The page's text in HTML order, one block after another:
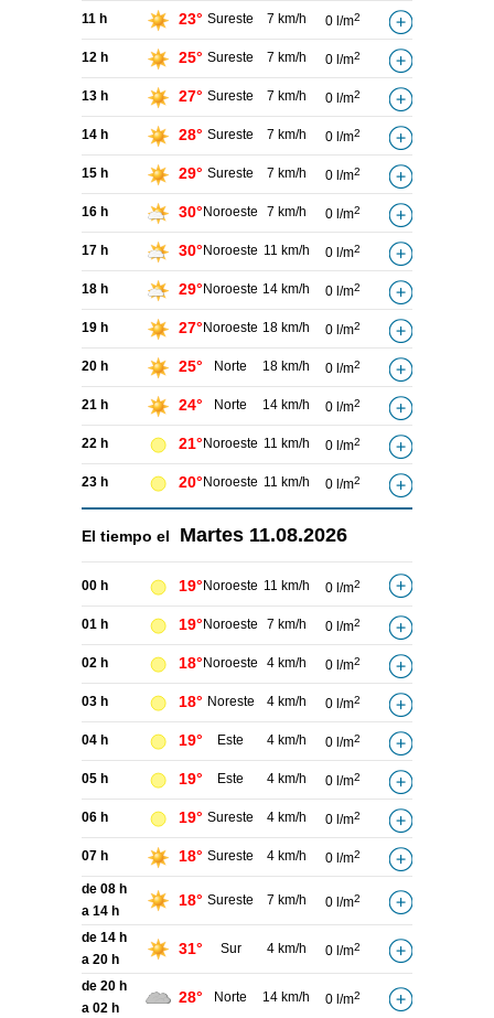
11 h 23° Sureste 7 km/h 0 l/m2
12 h 25° Sureste 7 km/h 0 l/m2
13 h 27° Sureste 7 km/h 0 l/m2
14 h 28° Sureste 7 km/h 0 l/m2
15 h 29° Sureste 7 km/h 0 l/m2
16 h 30° Noroeste 7 km/h 0 l/m2
17 h 30° Noroeste 11 km/h 0 l/m2
18 h 29° Noroeste 14 km/h 0 l/m2
19 h 27° Noroeste 18 km/h 0 l/m2
20 h 25° Norte 18 km/h 0 l/m2
21 h 24° Norte 14 km/h 0 l/m2
22 h 21° Noroeste 11 km/h 0 l/m2
23 h 20° Noroeste 11 km/h 0 l/m2
El tiempo el Martes 11.08.2026
00 h 19° Noroeste 11 km/h 0 l/m2
01 h 19° Noroeste 7 km/h 0 l/m2
02 h 18° Noroeste 4 km/h 0 l/m2
03 h 18° Noreste 4 km/h 0 l/m2
04 h 19° Este 4 km/h 0 l/m2
05 h 19° Este 4 km/h 0 l/m2
06 h 19° Sureste 4 km/h 0 l/m2
07 h 18° Sureste 4 km/h 0 l/m2
de 08 h
a 14 h
18° Sureste 7 km/h 0 l/m2
de 14 h
a 20 h
31° Sur 4 km/h 0 l/m2
de 20 h
a 02 h
28° Norte 14 km/h 0 l/m2